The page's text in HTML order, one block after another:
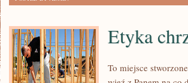
Etyka
To miejsce